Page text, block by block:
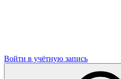
Войти в учётную запись